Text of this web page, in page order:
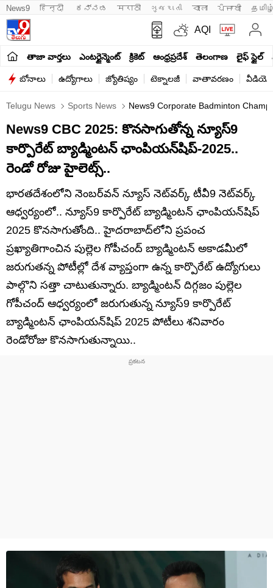
News9 हिन्दी ಕನ್ನಡ मराठी ગુજરાતી বাংলা ਪੰਜਾਬੀ
AQI
తాజా వార్తలు ఎంటర్టైన్మెంట్ క్రికెట్ ఆంధ్రప్రదేశ్ తెలంగాణ లైఫ్ స్టైల్
బోనాలు ఉద్యోగాలు జ్యోతిష్యం టెక్నాలజీ వాతావరణం
Telugu News Sports News News9 Corporate Badminton
News9 CBC 2025: కొనసాగుతోన్న న్యూస్9
కార్పొరేట్ బ్యాడ్మింటన్ ఛాంపియన్‌షిప్-2025..
రెండో రోజు హైలెట్స్..
భారతదేశంలోని నెంబర్‌వన్ న్యూస్ నెట్‌వర్క్ టీవీ9 నెట్‌వర్క్
ఆధ్వర్యంలో.. న్యూస్9 కార్పొరేట్ బ్యాడ్మింటన్ ఛాంపియన్‌షిప్
2025 కొనసాగుతోంది.. హైదరాబాద్‌లోని ప్రపంచ
ప్రఖ్యాతిగాంచిన పుల్లెల గోపీచంద్ బ్యాడ్మింటన్ అకాడమీలో
జరుగుతన్న పోటీల్లో దేశ వ్యాప్తంగా ఉన్న కార్పొరేట్ ఉద్యోగులు
పాల్గొని సత్తా చాటుతున్నారు. బ్యాడ్మింటన్ దిగ్గజం పుల్లెల
గోపీచంద్ ఆధ్వర్యంలో జరుగుతున్న న్యూస్9 కార్పొరేట్
బ్యాడ్మింటన్ ఛాంపియన్‌షిప్ 2025 పోటీలు శనివారం
రెండోరోజు కొనసాగుతున్నాయి..